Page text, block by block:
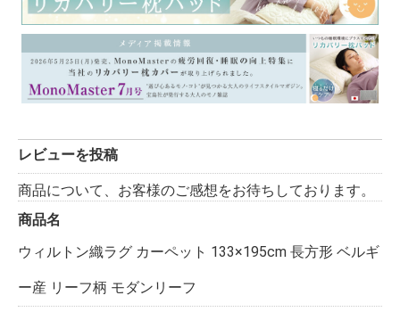
レビューを投稿
商品について、お客様のご感想をお待ちしております。
商品名
ウィルトン織ラグ カーペット 133×195cm 長方形 ベルギ
ー産 リーフ柄 モダンリーフ